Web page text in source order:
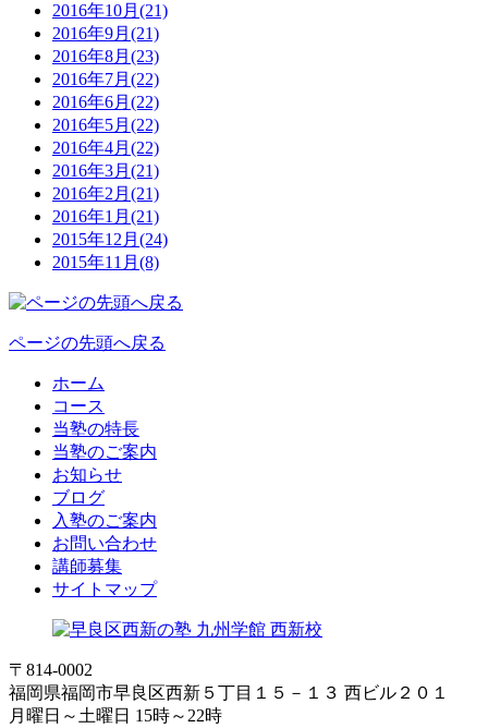
2016年10月(21)
2016年9月(21)
2016年8月(23)
2016年7月(22)
2016年6月(22)
2016年5月(22)
2016年4月(22)
2016年3月(21)
2016年2月(21)
2016年1月(21)
2015年12月(24)
2015年11月(8)
ページの先頭へ戻る
ホーム
コース
当塾の特長
当塾のご案内
お知らせ
ブログ
入塾のご案内
お問い合わせ
講師募集
サイトマップ
〒814-0002
福岡県福岡市早良区西新５丁目１５－１３ 西ビル２０１
月曜日～土曜日 15時～22時